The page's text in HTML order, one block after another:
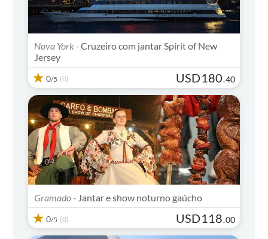
Nova York -Cruzeiro com jantar Spirit of New
Jersey
0/5 (0) USD180.40
Gramado - Jantar e show noturno gaúcho
0/5 (0) USD118.00